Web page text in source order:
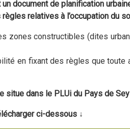
document de planification
relatives à l’occupation du
zones constructibles (dites
en fixant des règles que toute
situe dans le PLUi du Pays de
ci-dessous ↓